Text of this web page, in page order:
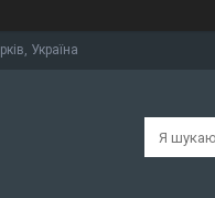
Україна